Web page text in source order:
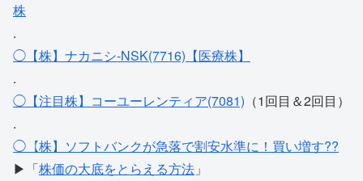
株
.
◯【株】ナカニシ-NSK(7716)【医療株】
.
◯【注目株】コーユーレンティア(7081) （1回目＆2回目）
.
◯【株】ソフトバンクが急落で割安水準に！買い増す??
▶「株価の大底をとらえる方法 」